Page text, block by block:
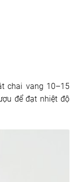
chai vang 10–15
để đạt nhiệt độ